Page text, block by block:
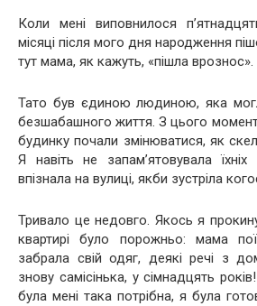
Коли мені виповнилося
місяці після мого дня народження
тут мама, як кажуть, «пішла врознос».
Тато був єдиною людиною, яка
безшабашного життя. З цього
будинку почали змінюватися, як
Я навіть не запам’ятовувала
впізнала на вулиці, якби зустріла
Тривало це недовго. Якось я
квартирі було порожньо: мама
забрала свій одяг, деякі речі з
знову самісінька, у сімнадцять
була мені така потрібна, я була